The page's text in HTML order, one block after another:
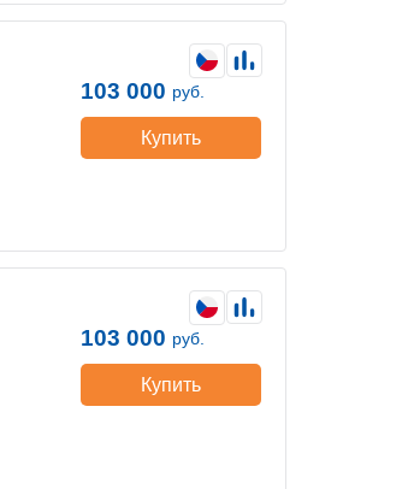
103 000 руб.
Купить
103 000 руб.
Купить